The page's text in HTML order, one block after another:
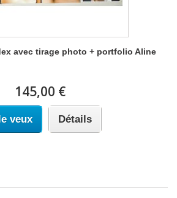
avec tirage photo + portfolio Aline
145,00 €
veux Détails